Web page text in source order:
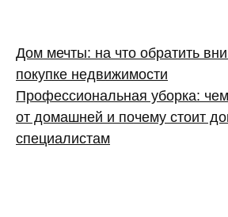
Дом мечты: на что обратить
покупке недвижимости
Профессиональная уборка:
от домашней и почему стоит
специалистам